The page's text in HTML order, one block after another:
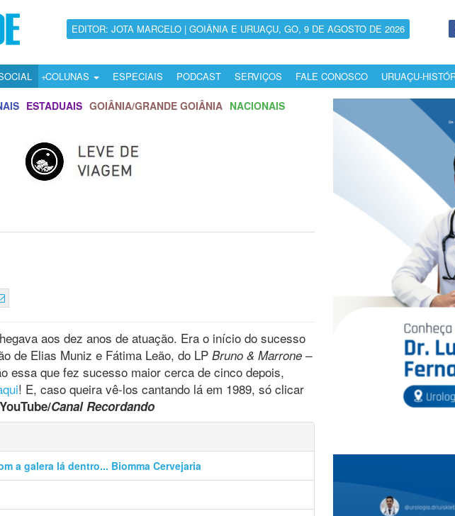
EDITOR: JOTA MARCELO | GOIÂNIA E URUAÇU, GO, 9 DE AGOSTO DE 2026
COLUNAS ESPECIAIS PODCAST SERVIÇOS FALE CONOSCO URUAÇU-
ESTADUAIS GOIÂNIA/GRANDE GOIÂNIA NACIONAIS
aos dez anos de atuação. Era o início do sucesso
de Elias Muniz e Fátima Leão, do LPBruno & Marrone –
essa que fez sucesso maior cerca de cinco depois,
! E, caso queira vê-los cantando lá em 1989, só clicar
Canal Recordando
a galera lá dentro... Biomma Cervejaria